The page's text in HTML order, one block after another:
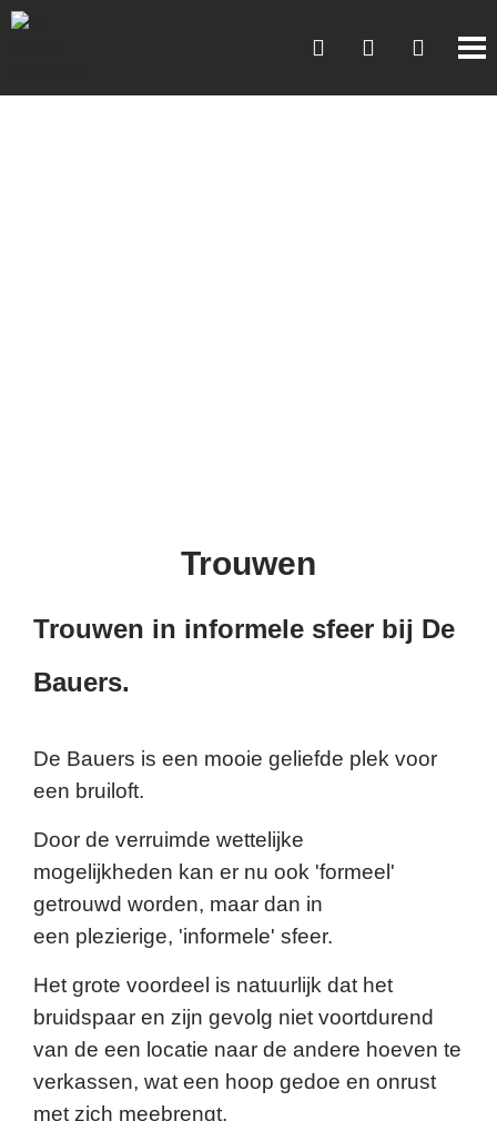
Trouwen
Trouwen in informele sfeer bij De
Bauers.
De Bauers is een mooie geliefde plek voor
een bruiloft.
Door de verruimde wettelijke
mogelijkheden kan er nu ook 'formeel'
getrouwd worden, maar dan in
een plezierige, 'informele' sfeer.
Het grote voordeel is natuurlijk dat het
bruidspaar en zijn gevolg niet voortdurend
van de een locatie naar de andere hoeven te
verkassen, wat een hoop gedoe en onrust
met zich meebrengt.